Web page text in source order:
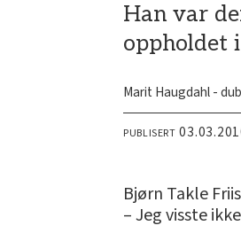
Han var
oppholdet
Marit Haugdahl -
PUBLISERT
Bjørn Takle
– Jeg visste